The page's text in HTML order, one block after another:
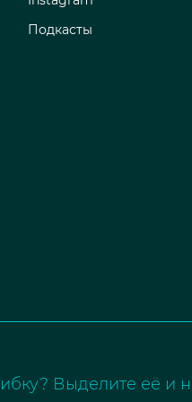
Подкасты
Выделите её и